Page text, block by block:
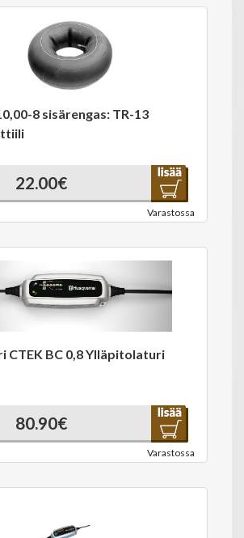
8 sisärengas: TR-13
22.00€
Varastossa
CTEK BC 0,8 Ylläpitolaturi
80.90€
Varastossa